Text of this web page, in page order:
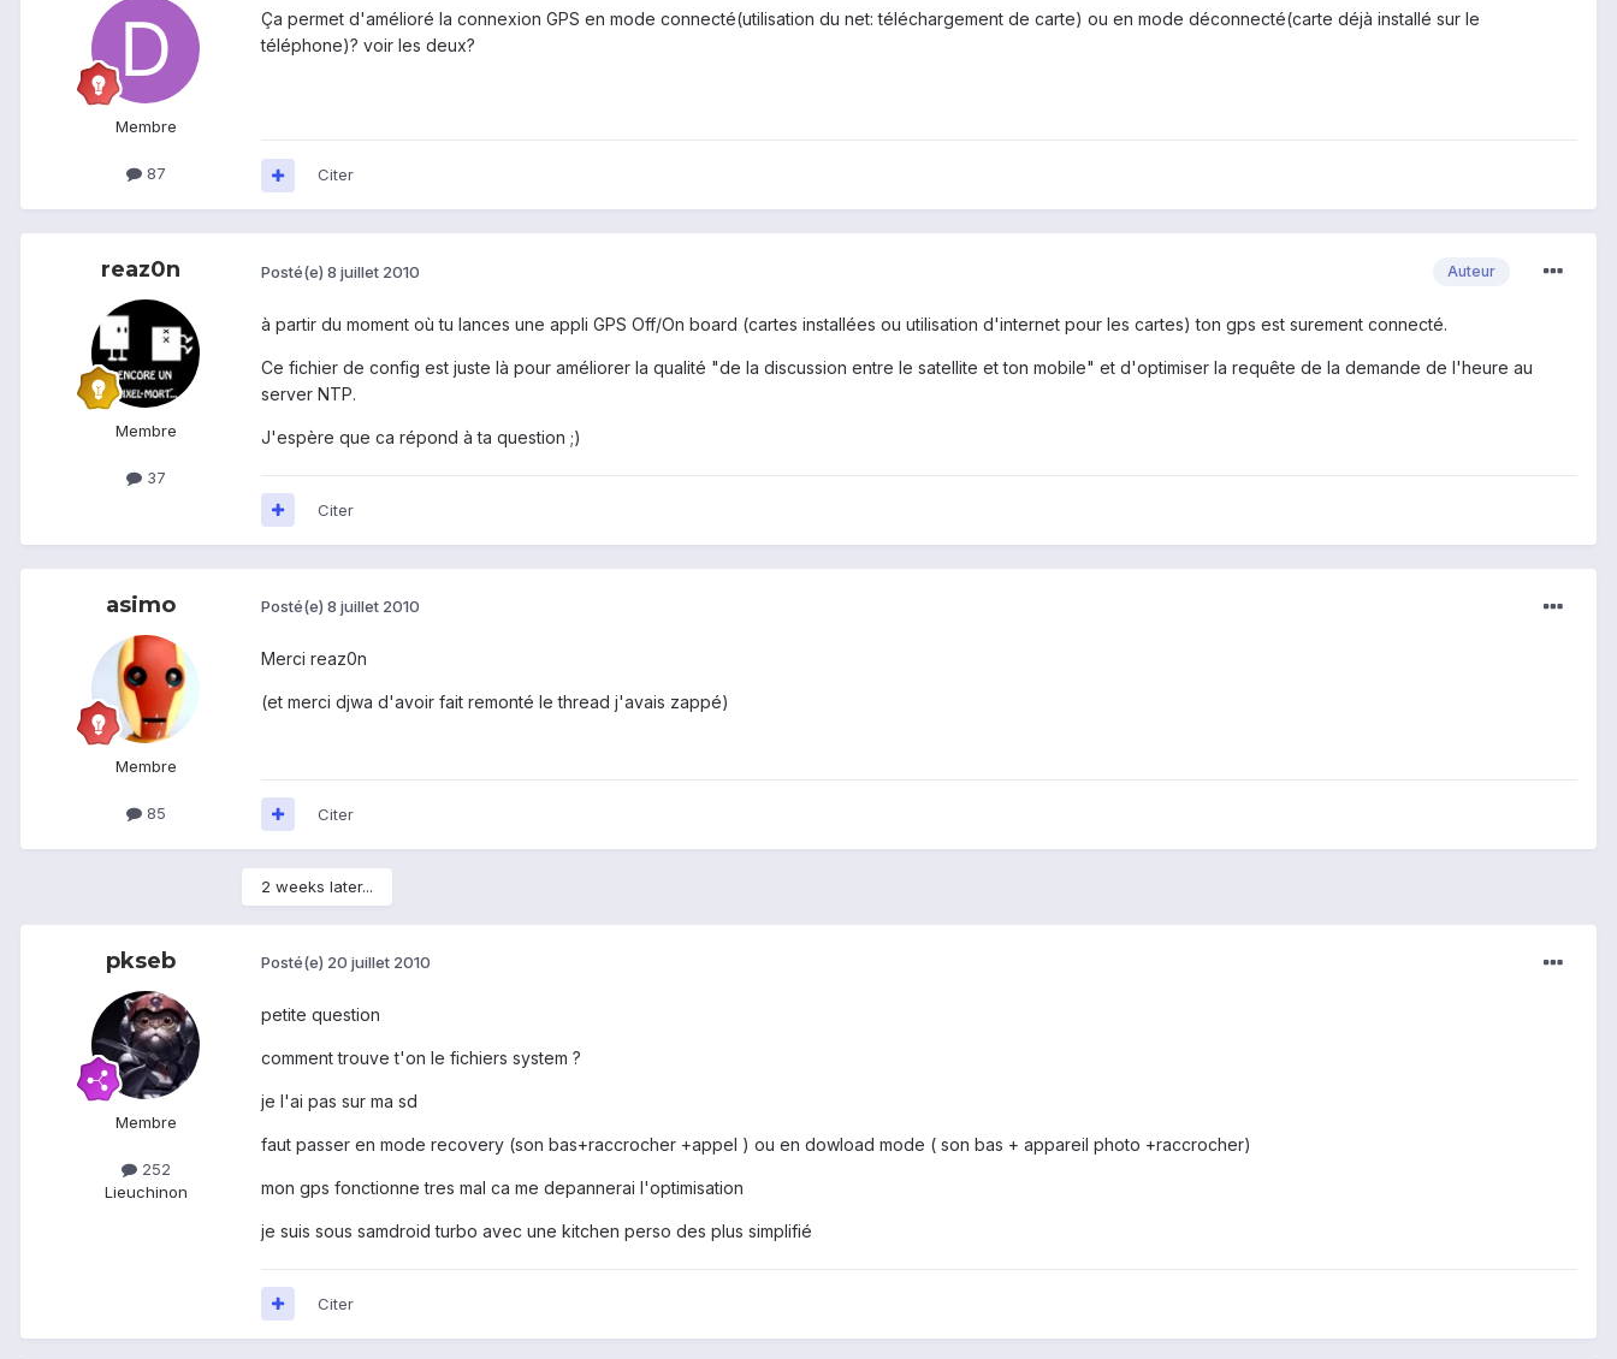
Membre
87
Ça permet d'amélioré la connexion GPS en mode connecté(utilisation du net: téléchargement de carte) ou en mode déconnecté(carte déjà installé sur le
téléphone)? voir les deux?
Citer
reaz0n
Membre
37
Auteur
Posté(e) 8 juillet 2010
à partir du moment où tu lances une appli GPS Off/On board (cartes installées ou utilisation d'internet pour les cartes) ton gps est surement connecté.
Ce fichier de config est juste là pour améliorer la qualité "de la discussion entre le satellite et ton mobile" et d'optimiser la requête de la demande de l'heure au
server NTP.
J'espère que ca répond à ta question ;)
Citer
asimo
Membre
85
Posté(e) 8 juillet 2010
Merci reaz0n
(et merci djwa d'avoir fait remonté le thread j'avais zappé)
Citer
2 weeks later...
pkseb
Membre
252
Lieuchinon
Posté(e) 20 juillet 2010
petite question
comment trouve t'on le fichiers system ?
je l'ai pas sur ma sd
faut passer en mode recovery (son bas+raccrocher +appel ) ou en dowload mode ( son bas + appareil photo +raccrocher)
mon gps fonctionne tres mal ca me depannerai l'optimisation
je suis sous samdroid turbo avec une kitchen perso des plus simplifié
Citer